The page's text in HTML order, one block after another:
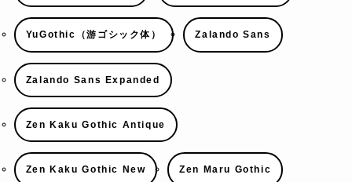
YuGothic（游ゴシック体） Zalando Sans
Zalando Sans Expanded
Zen Kaku Gothic Antique
Zen Kaku Gothic New Zen Maru Gothic